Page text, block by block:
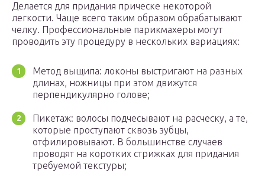
Делается для придания прическе некоторой
легкости. Чаще всего таким образом обрабатывают
челку. Профессиональные парикмахеры могут
проводить эту процедуру в нескольких вариациях:
Метод выщипа: локоны выстригают на разных
длинах, ножницы при этом движутся
перпендикулярно голове;
Пикетаж: волосы подчесывают на расческу, а те,
которые проступают сквозь зубцы,
отфилировывают. В большинстве случаев
проводят на коротких стрижках для придания
требуемой текстуры;